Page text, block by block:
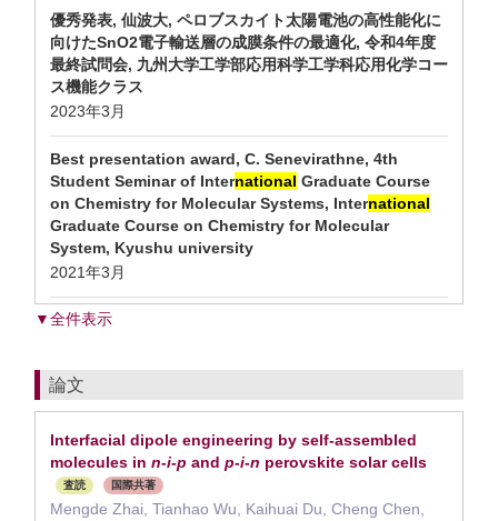
優秀発表, 仙波大, ペロブスカイト太陽電池の高性能化に
向けたSnO2電子輸送層の成膜条件の最適化, 令和4年度
最終試問会, 九州大学工学部応用科学工学科応用化学コー
ス機能クラス
2023年3月
Best presentation award, C. Senevirathne, 4th
Student Seminar of International Graduate Course
on Chemistry for Molecular Systems, International
Graduate Course on Chemistry for Molecular
System, Kyushu university
2021年3月
▼全件表示
論文
Interfacial dipole engineering by self-assembled
molecules in n-i-p and p-i-n perovskite solar cells
査読 国際共著
Mengde Zhai, Tianhao Wu, Kaihuai Du, Cheng Chen,